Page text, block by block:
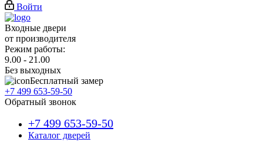
Войти
Входные двери
от производителя
Режим работы:
9.00 - 21.00
Без выходных
Бесплатный замер
+7 499 653-59-50
Обратный звонок
+7 499 653-59-50
Каталог дверей